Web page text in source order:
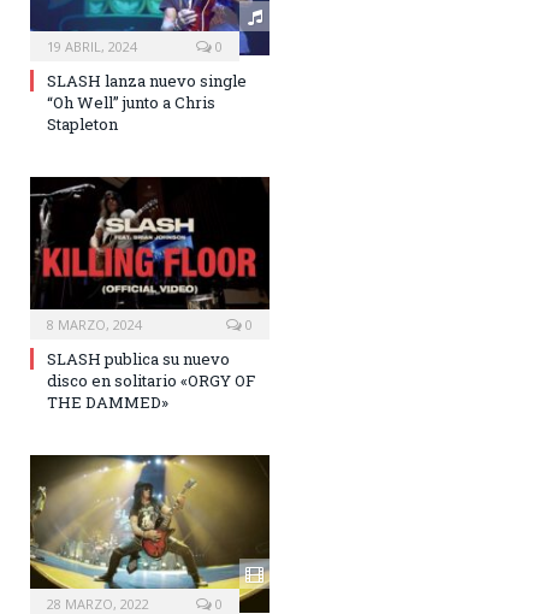
19 ABRIL, 2024 0
SLASH lanza nuevo single
“Oh Well” junto a Chris
Stapleton
8 MARZO, 2024 0
SLASH publica su nuevo
disco en solitario «ORGY OF
THE DAMMED»
28 MARZO, 2022 0